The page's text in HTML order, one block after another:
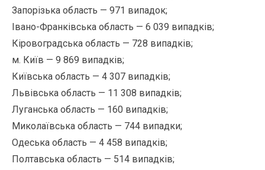
Запорізька область — 971 випадок;
Івано-Франківська область — 6 039 випадків;
Кіровоградська область — 728 випадків;
м. Київ — 9 869 випадків;
Київська область — 4 307 випадків;
Львівська область — 11 308 випадків;
Луганська область — 160 випадків;
Миколаївська область — 744 випадки;
Одеська область — 4 458 випадків;
Полтавська область — 514 випадків;